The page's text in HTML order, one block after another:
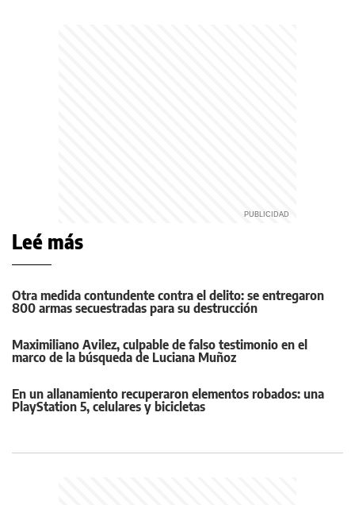
Leé más
Otra medida contundente contra el delito: se entregaron
800 armas secuestradas para su destrucción
Maximiliano Avilez, culpable de falso testimonio en el
marco de la búsqueda de Luciana Muñoz
En un allanamiento recuperaron elementos robados: una
PlayStation 5, celulares y bicicletas